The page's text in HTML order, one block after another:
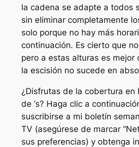
la cadena se adapte a todos
sin eliminar completamente
solo porque no hay más
continuación. Es cierto que
pero a estas alturas es mejor
la escisión no sucede en
¿Disfrutas de la cobertura en
de ‘s? Haga clic a
suscribirse a mi boletín
TV (asegúrese de marcar
sus preferencias) y obtenga